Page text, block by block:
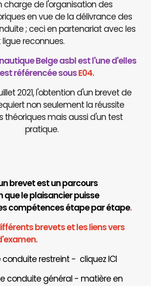
charge de l'organisation des
en vue de la délivrance des
; ceci en partenariat avec les
reconnues.
Belge asbl est l'une d'elles
référencée sousE04.
2021, l'obtention d'un brevet de
non seulement la réussite
théoriques mais aussi d'un test
pratique.
brevet est un parcours
que le plaisancier puisse
compétences étape par étape.
brevets et les liens vers
conduite restreint - cliquez ICI
conduite général - matière en